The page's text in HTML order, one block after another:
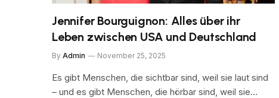
Jennifer Bourguignon: Alles über ihr
Leben zwischen USA und Deutschland
By Admin November 25, 2025
Es gibt Menschen, die sichtbar sind, weil sie laut sind
– und es gibt Menschen, die hörbar sind, weil sie…